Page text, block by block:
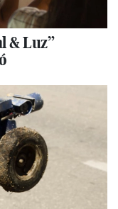
& Luz”